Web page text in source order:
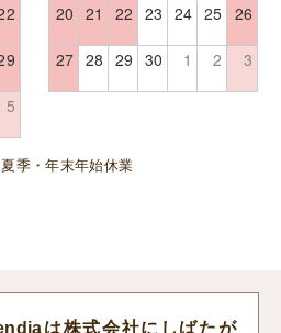
5
20 21 22 23 24 25 26
27 28 29 30 1 2 3
季・年末年始休業
は株式会社にしばたが